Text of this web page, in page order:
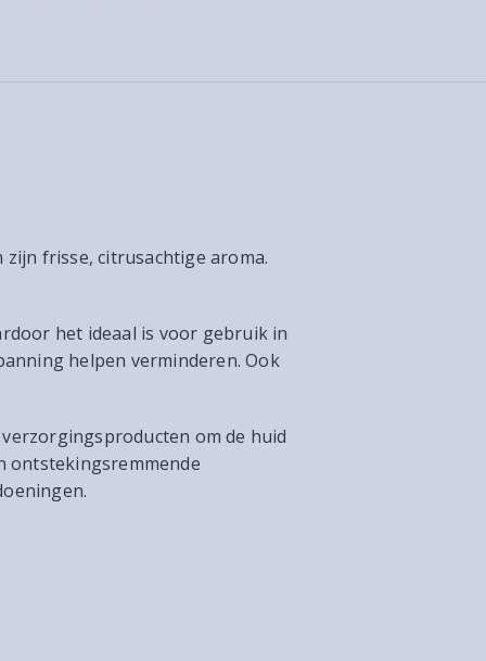
frisse, citrusachtige aroma.
het ideaal is voor gebruik in
helpen verminderen. Ook
om de huid
ontstekingsremmende